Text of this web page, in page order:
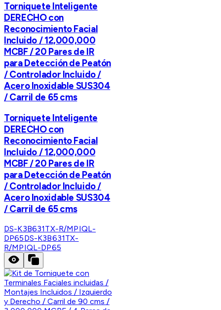
Torniquete Inteligente
DERECHO con
Reconocimiento Facial
Incluido / 12,000,000
MCBF / 20 Pares de IR
para Detección de Peatón
/ Controlador Incluido /
Acero Inoxidable SUS304
/ Carril de 65 cms
Torniquete Inteligente
DERECHO con
Reconocimiento Facial
Incluido / 12,000,000
MCBF / 20 Pares de IR
para Detección de Peatón
/ Controlador Incluido /
Acero Inoxidable SUS304
/ Carril de 65 cms
DS-K3B631TX-R/MPIQL-
DP65DS-K3B631TX-
R/MPIQL-DP65